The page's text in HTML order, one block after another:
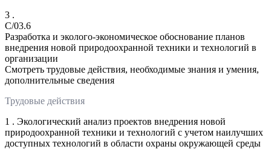
3 .
C/03.6
Разработка и эколого-экономическое обоснование планов
внедрения новой природоохранной техники и технологий в
организации
Смотреть трудовые действия, необходимые знания и умения,
дополнительные сведения
Трудовые действия
1 . Экологический анализ проектов внедрения новой
природоохранной техники и технологий с учетом наилучших
доступных технологий в области охраны окружающей среды